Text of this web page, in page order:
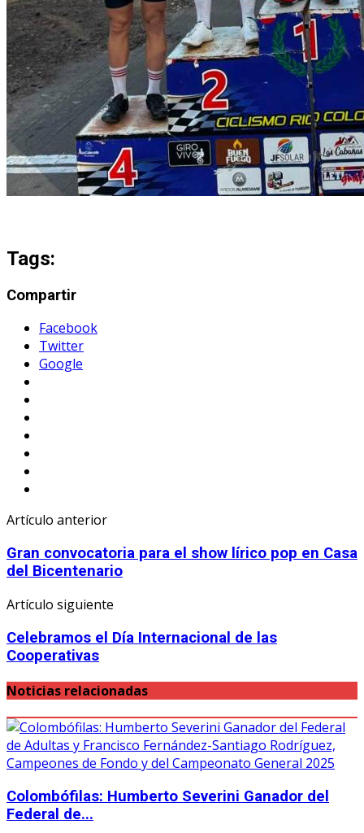
Tags:
Compartir
Facebook
Twitter
Google
Artículo anterior
Gran convocatoria para el show lírico pop en Casa
del Bicentenario
Artículo siguiente
Celebramos el Día Internacional de las
Cooperativas
Noticias relacionadas
Colombófilas: Humberto Severini Ganador del
Federal de...